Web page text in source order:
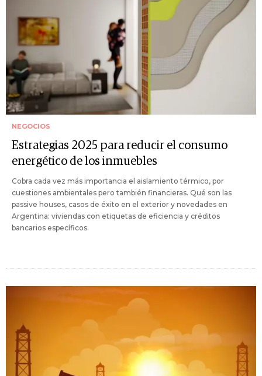
NEGOCIOS
Estrategias 2025 para reducir el consumo
energético de los inmuebles
Cobra cada vez más importancia el aislamiento térmico, por
cuestiones ambientales pero también financieras. Qué son las
passive houses, casos de éxito en el exterior y novedades en
Argentina: viviendas con etiquetas de eficiencia y créditos
bancarios específicos.